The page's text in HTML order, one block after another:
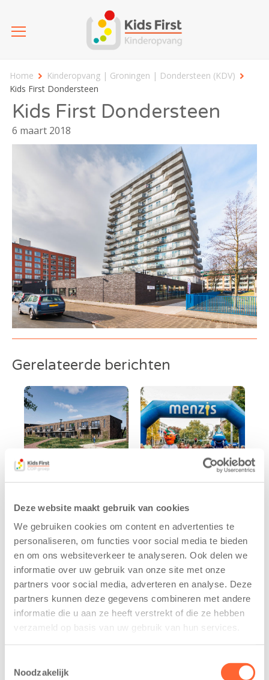
Deze website maakt gebruik van cookies
We gebruiken cookies om content en advertenties te
personaliseren, om functies voor social media te bieden
en om ons websiteverkeer te analyseren. Ook delen we
informatie over uw gebruik van onze site met onze
partners voor social media, adverteren en analyse. Deze
partners kunnen deze gegevens combineren met andere
informatie die u aan ze heeft verstrekt of die ze hebben
verzameld op basis van uw gebruik van hun services.
Noodzakelijk
Home
Kinderopvang | Groningen | Dondersteen (KDV)
Kids First Dondersteen
Kids First Dondersteen
6 maart 2018
Gerelateerde berichten
Kids First
tekent
koopcontract
voor nieuw
kindcentrum in
wijk Wiarda in
Leeuwarden
11 juni 2026
Leeuwarden –
Kids First
heeft een
Kids First
nieuwe
naamsponsor
van de Mini 4
Mijl tijdens de
Menzis 4 Mijl
van Groningen
13 mei 2026
De jongste
deelnemers van